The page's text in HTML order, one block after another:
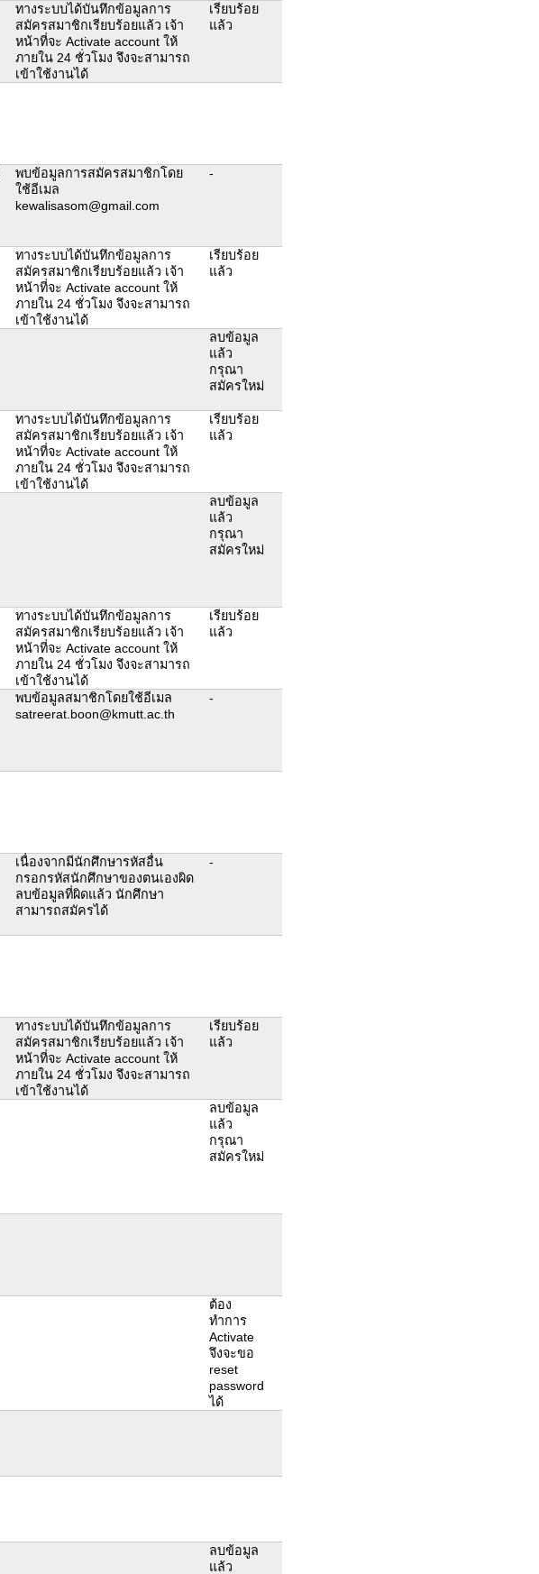
ทางระบบได้บันทึกข้อมูลการ
สมัครสมาชิกเรียบร้อยแล้ว เจ้า
หน้าที่จะ Activate account ให้
ภายใน 24 ชั่วโมง จึงจะสามารถ
เข้าใช้งานได้
เรียบร้อย
แล้ว
พบข้อมูลการสมัครสมาชิกโดย
ใช้อีเมล
kewalisasom@gmail.com
-
ทางระบบได้บันทึกข้อมูลการ
สมัครสมาชิกเรียบร้อยแล้ว เจ้า
หน้าที่จะ Activate account ให้
ภายใน 24 ชั่วโมง จึงจะสามารถ
เข้าใช้งานได้
เรียบร้อย
แล้ว
ลบข้อมูล
แล้ว
กรุณา
สมัครใหม่
ทางระบบได้บันทึกข้อมูลการ
สมัครสมาชิกเรียบร้อยแล้ว เจ้า
หน้าที่จะ Activate account ให้
ภายใน 24 ชั่วโมง จึงจะสามารถ
เข้าใช้งานได้
เรียบร้อย
แล้ว
ลบข้อมูล
แล้ว
กรุณา
สมัครใหม่
ทางระบบได้บันทึกข้อมูลการ
สมัครสมาชิกเรียบร้อยแล้ว เจ้า
หน้าที่จะ Activate account ให้
ภายใน 24 ชั่วโมง จึงจะสามารถ
เข้าใช้งานได้
เรียบร้อย
แล้ว
พบข้อมูลสมาชิกโดยใช้อีเมล
satreerat.boon@kmutt.ac.th
-
เนื่องจากมีนักศึกษารหัสอื่น
กรอกรหัสนักศึกษาของตนเองผิด
ลบข้อมูลที่ผิดแล้ว นักศึกษา
สามารถสมัครได้
-
ทางระบบได้บันทึกข้อมูลการ
สมัครสมาชิกเรียบร้อยแล้ว เจ้า
หน้าที่จะ Activate account ให้
ภายใน 24 ชั่วโมง จึงจะสามารถ
เข้าใช้งานได้
เรียบร้อย
แล้ว
ลบข้อมูล
แล้ว
กรุณา
สมัครใหม่
ต้อง
ทำการ
Activate
จึงจะขอ
reset
password
ได้
ลบข้อมูล
แล้ว